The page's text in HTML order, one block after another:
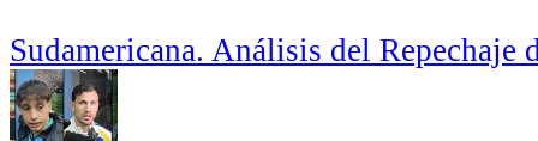
Sudamericana. Análisis del Repechaje